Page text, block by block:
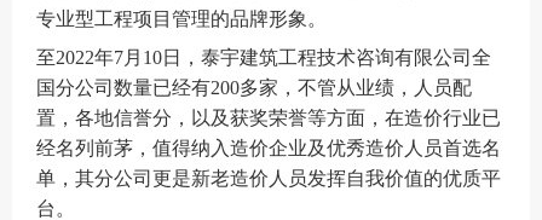
专业型工程项目管理的品牌形象 。
至2022年7月 10日，泰宇建筑工程技术咨询有限公司全
国分公司数量已经有200多家，不管从业绩，人员配
置，各地信誉分，以及获奖荣誉等方面，在造价行业已
经名列前茅，值得纳入造价企业及优秀造价人员首选名
单，其分公司更是新老造价人员发挥自我价值的优质平
台。